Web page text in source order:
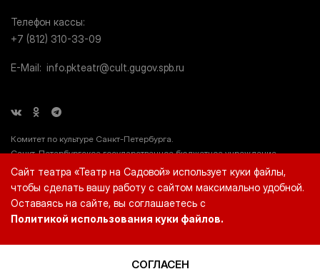
Телефон кассы
+7 (812) 310-33-09
E-Mail info.pkteatr@cult.gugov.spb.ru
Комитет по культуре Санкт-Петербурга.
Санкт-Петербургское государственное бюджетное учреждение
культуры «Театр на Садовой» (СПб ГБУК «Театр на Садовой»), ИНН
7812044660.
Создание сайта — Molinos.Ru
Сайт театра «Театр на Садовой» использует куки файлы,
чтобы сделать вашу работу с сайтом максимально удобной.
Оставаясь на сайте, вы соглашаетесь с
Политикой использования куки файлов.
СОГЛАСЕН